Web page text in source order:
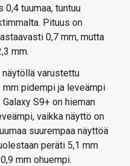
0,4 tuumaa, tuntuu
Pituus on
0,7 mm, mutta
mm.
varustettu
mm pidempi ja leveämpi
S9+ on hieman
vaikka näyttö on
suurempaa näyttöä
peräti 5,1 mm
mm ohuempi.